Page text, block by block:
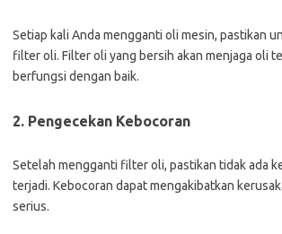
Setiap kali Anda mengganti oli mesin, pastikan
filter oli. Filter oli yang bersih akan menjaga oli
berfungsi dengan baik.
2. Pengecekan Kebocoran
Setelah mengganti filter oli, pastikan tidak ada
terjadi. Kebocoran dapat mengakibatkan
serius.